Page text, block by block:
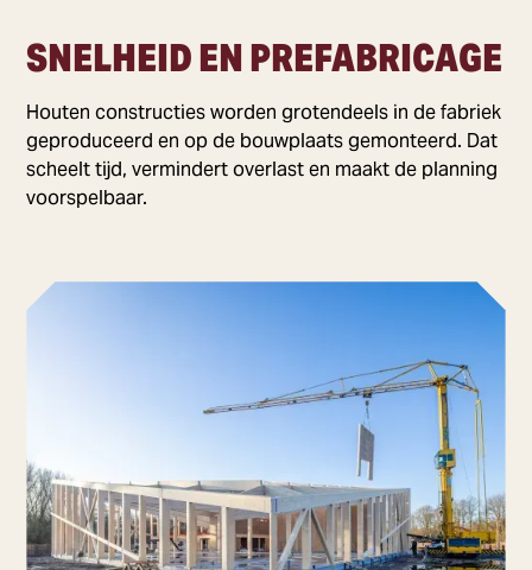
SNELHEID EN PREFABRICAGE
Houten constructies worden grotendeels in de fabriek
geproduceerd en op de bouwplaats gemonteerd. Dat
scheelt tijd, vermindert overlast en maakt de planning
voorspelbaar.